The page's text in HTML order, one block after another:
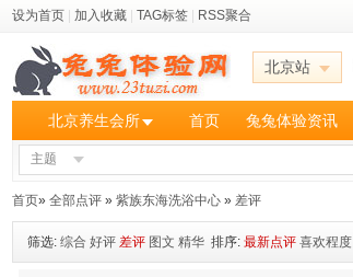
设为首页 加入收藏 TAG标签 RSS聚合
北京站
北京养生会所 首页 兔兔体验资讯
主题
首页» 全部点评 » 紫族东海洗浴中心 » 差评
筛选: 综合 好评 差评 图文 精华 排序: 最新点评 喜欢程度